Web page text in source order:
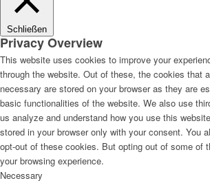
Schließen
Privacy Overview
This website uses cookies to improve your
through the website. Out of these, the cookies that
necessary are stored on your browser as they are
basic functionalities of the website. We also use
us analyze and understand how you use this
stored in your browser only with your consent. You
opt-out of these cookies. But opting out of some of
your browsing experience.
Necessary